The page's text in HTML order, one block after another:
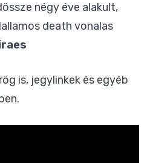
négy éve alakult,
death vonalas
is, jegylinkek és egyéb
.